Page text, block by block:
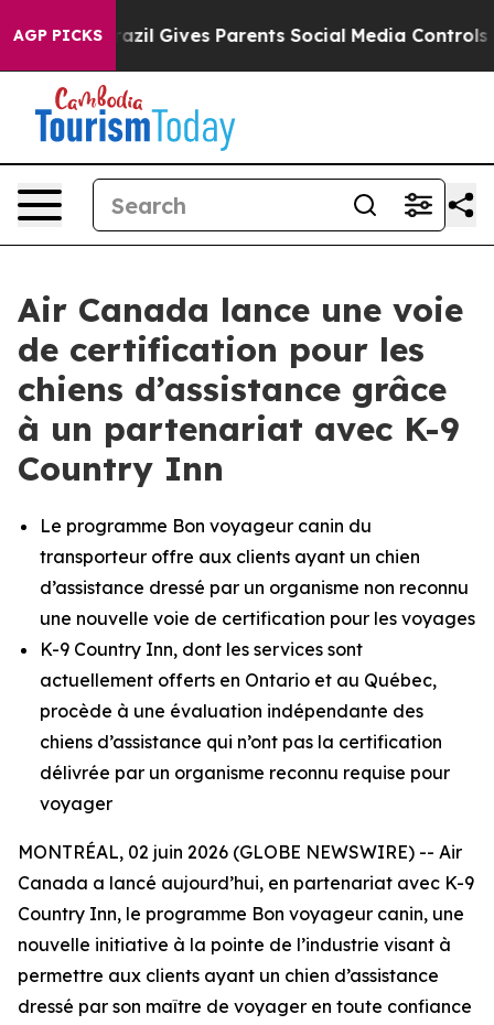
AGP PICKS
Brazil Gives Parents Social Media Controls for
Air Canada lance une voie
de certification pour les
chiens d’assistance grâce
à un partenariat avec K-9
Country Inn
Le programme Bon voyageur canin du
transporteur offre aux clients ayant un chien
d’assistance dressé par un organisme non reconnu
une nouvelle voie de certification pour les voyages
K-9 Country Inn, dont les services sont
actuellement offerts en Ontario et au Québec,
procède à une évaluation indépendante des
chiens d’assistance qui n’ont pas la certification
délivrée par un organisme reconnu requise pour
voyager
MONTRÉAL, 02 juin 2026 (GLOBE NEWSWIRE) -- Air
Canada a lancé aujourd’hui, en partenariat avec K-9
Country Inn, le programme Bon voyageur canin, une
nouvelle initiative à la pointe de l’industrie visant à
permettre aux clients ayant un chien d’assistance
dressé par son maître de voyager en toute confiance